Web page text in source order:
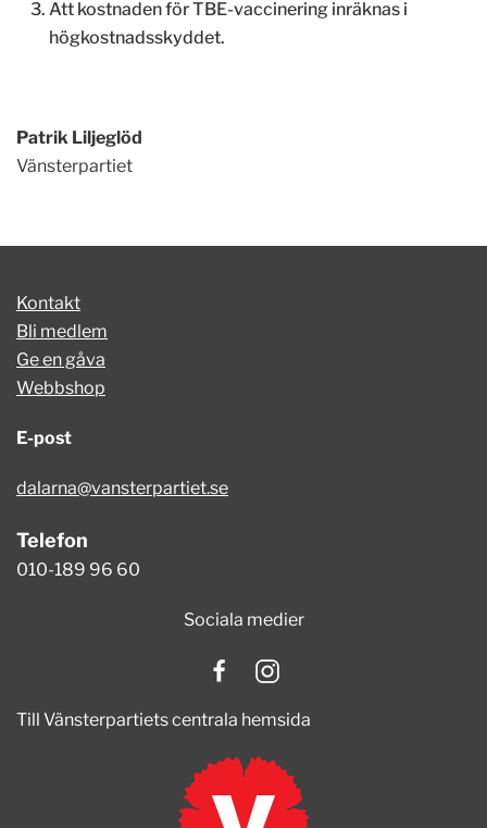
Att kostnaden för TBE-vaccinering inräknas i
högkostnadsskyddet.
Patrik Liljeglöd
Vänsterpartiet
Kontakt
Bli medlem
Ge en gåva
Webbshop
E-post
dalarna@vansterpartiet.se
Telefon
010-189 96 60
Sociala medier
Till Vänsterpartiets centrala hemsida